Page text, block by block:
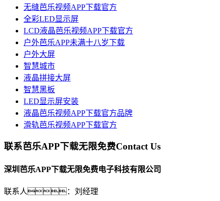
无缝芭乐视频APP下载官方
全彩LED显示屏
LCD液晶芭乐视频APP下载官方
户外芭乐APP未满十八岁下载
户外大屏
智慧城市
液晶拼接大屏
智慧黑板
LED显示屏安装
液晶芭乐视频APP下载官方品牌
滑轨芭乐视频APP下载官方
联系芭乐APP下载无限免费Contact Us
深圳芭乐APP下载无限免费电子科技有限公司
联系人：刘经理